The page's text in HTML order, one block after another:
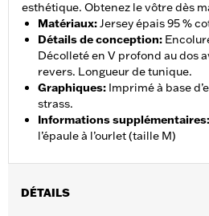
esthétique. Obtenez le vôtre dès
Matériaux:Jersey épais 95 %
Détails de conception:
Décolleté en V profond au dos
revers. Longueur de tunique.
Graphiques: Imprimé à base
strass.
Informations supplémentaires:
l’épaule à l’ourlet (taille M)
DÉTAILS